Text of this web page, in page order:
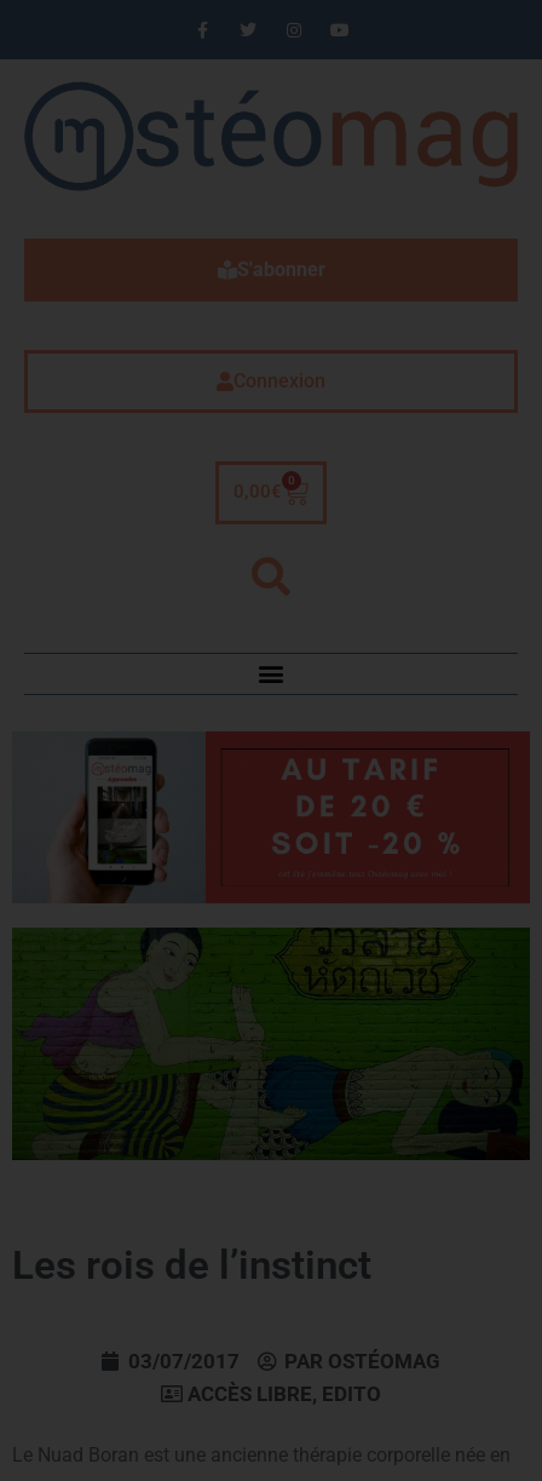
S'abonner
Connexion
0,00 €
0
Les rois de l’instinct
03/07/2017 PAR OSTÉOMAG
ACCÈS LIBRE, EDITO
Le Nuad Boran est une ancienne thérapie corporelle née en